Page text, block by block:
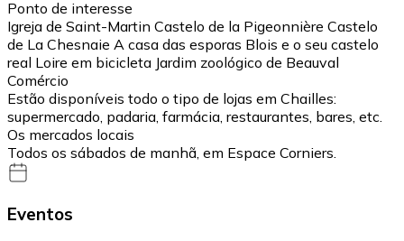
Ponto de interesse
Igreja de Saint-Martin Castelo de la Pigeonnière Castelo
de La Chesnaie A casa das esporas Blois e o seu castelo
real Loire em bicicleta Jardim zoológico de Beauval
Comércio
Estão disponíveis todo o tipo de lojas em Chailles:
supermercado, padaria, farmácia, restaurantes, bares, etc.
Os mercados locais
Todos os sábados de manhã, em Espace Corniers.
Eventos